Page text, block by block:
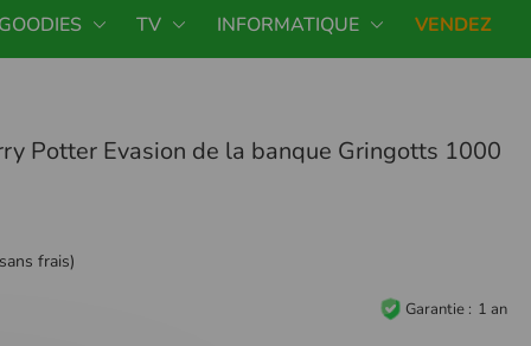
TV INFORMATIQUE VENDEZ
Potter Evasion de la banque Gringotts 1000
frais)
Garantie 1 an